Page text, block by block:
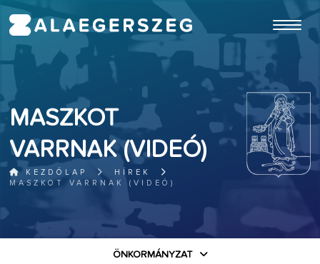
MASZKOT
VARRNAK (VIDEÓ)
KEZDŐLAP
HÍREK
MASZKOT VARRNAK (VIDEÓ)
ÖNKORMÁNYZAT